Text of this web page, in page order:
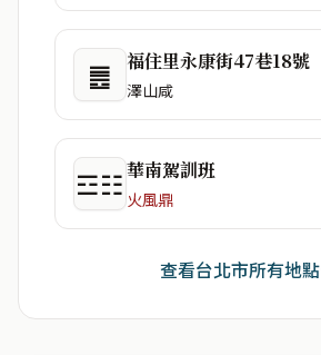
䷌ 福住里永康街47巷18號
澤山咸
☲☷華南駕訓班
火風鼎
查看台北市所有地點